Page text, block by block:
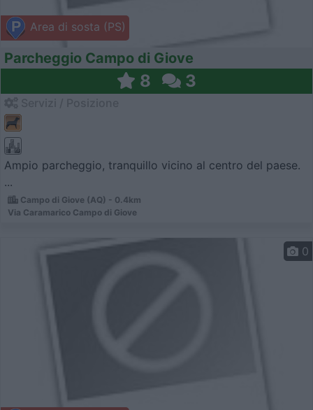
Area di sosta (PS)
Parcheggio Campo di Giove
8 3
Ampio parcheggio, tranquillo vicino al centro del paese.
...
Campo di Giove (AQ) - 0.4km
Via Caramarico Campo di Giove
0